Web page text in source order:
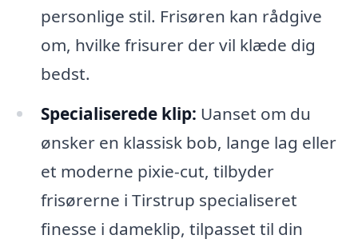
personlige stil. Frisøren kan rådgive
om, hvilke frisurer der vil klæde dig
bedst.
Specialiserede klip: Uanset om du
ønsker en klassisk bob, lange lag eller
et moderne pixie-cut, tilbyder
frisørerne i Tirstrup specialiseret
finesse i dameklip, tilpasset til din